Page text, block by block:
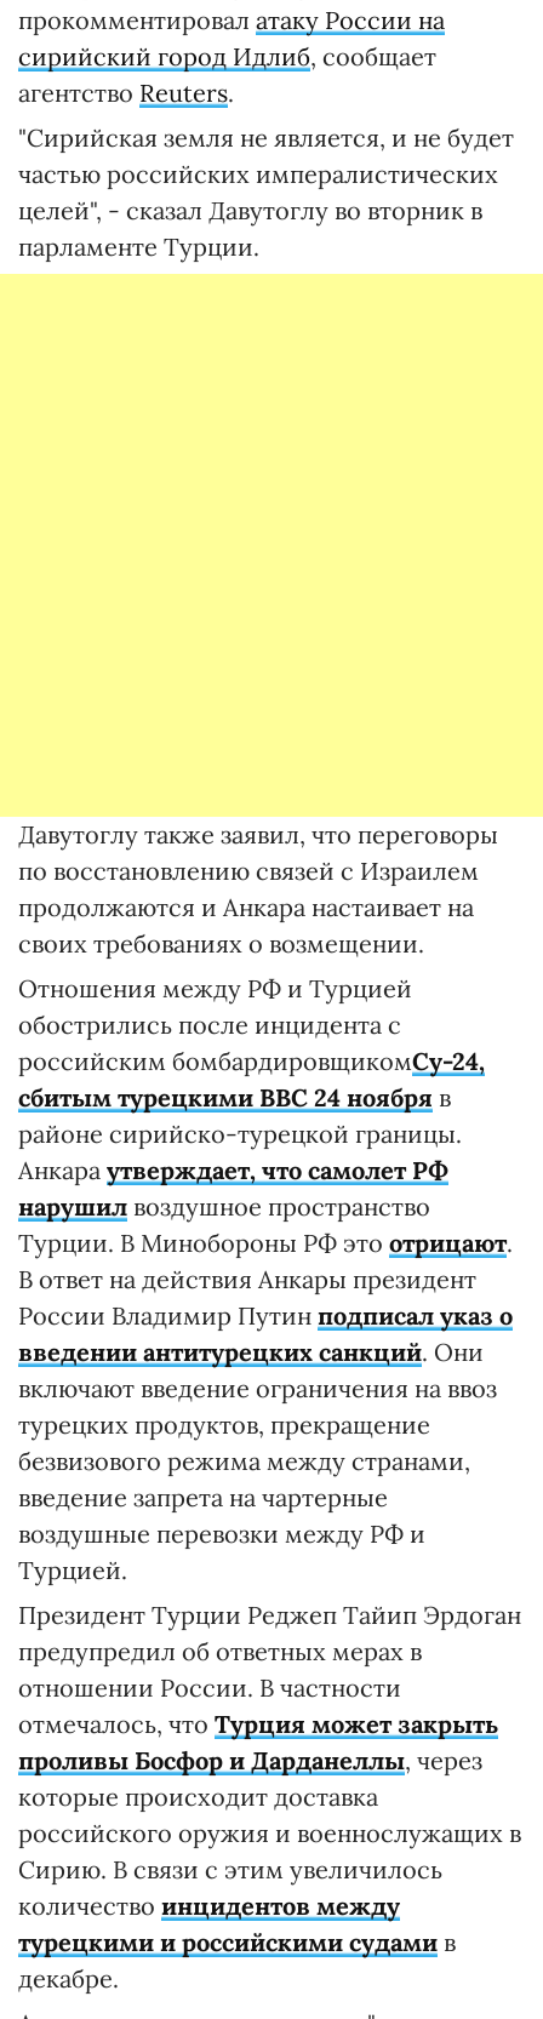
прокомментировал атаку России на
сирийский город Идлиб, сообщает
агентство Reuters.
"Сирийская земля не является, и не будет
частью российских импералистических
целей", - сказал Давутоглу во вторник в
парламенте Турции.
Давутоглу также заявил, что переговоры
по восстановлению связей с Израилем
продолжаются и Анкара настаивает на
своих требованиях о возмещении.
Отношения между РФ и Турцией
обострились после инцидента с
российским бомбардировщикомСу-24,
сбитым турецкими ВВС 24 ноября в
районе сирийско-турецкой границы.
Анкара утверждает, что самолет РФ
нарушил воздушное пространство
Турции. В Минобороны РФ это отрицают.
В ответ на действия Анкары президент
России Владимир Путин подписал указ о
введении антитурецких санкций. Они
включают введение ограничения на ввоз
турецких продуктов, прекращение
безвизового режима между странами,
введение запрета на чартерные
воздушные перевозки между РФ и
Турцией.
Президент Турции Реджеп Тайип Эрдоган
предупредил об ответных мерах в
отношении России. В частности
отмечалось, что Турция может закрыть
проливы Босфор и Дарданеллы, через
которые происходит доставка
российского оружия и военнослужащих в
Сирию. В связи с этим увеличилось
количество инцидентов между
турецкими и российскими судами в
декабре.